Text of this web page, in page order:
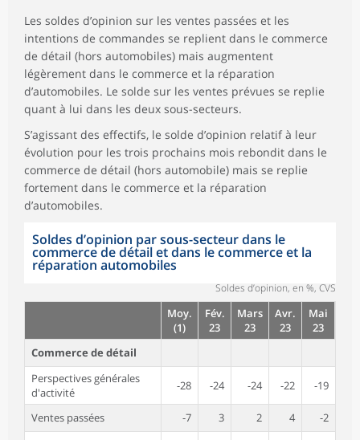
Les soldes d’opinion sur les ventes passées et les
intentions de commandes se replient dans le commerce
de détail (hors automobiles) mais augmentent
légèrement dans le commerce et la réparation
d’automobiles. Le solde sur les ventes prévues se replie
quant à lui dans les deux sous-secteurs.
S’agissant des effectifs, le solde d’opinion relatif à leur
évolution pour les trois prochains mois rebondit dans le
commerce de détail (hors automobile) mais se replie
fortement dans le commerce et la réparation
d’automobiles.
Soldes d’opinion par sous-secteur dans le
commerce de détail et dans le commerce et la
réparation automobiles
Soldes d’opinion, en %, CVS
Moy.
(1)
Fév.
23
Mars
23
Avr.
23
Mai
23
Commerce de détail
Perspectives générales
d'activité
-28 -24 -24 -22 -19
Ventes passées -7 3 2 4
-2